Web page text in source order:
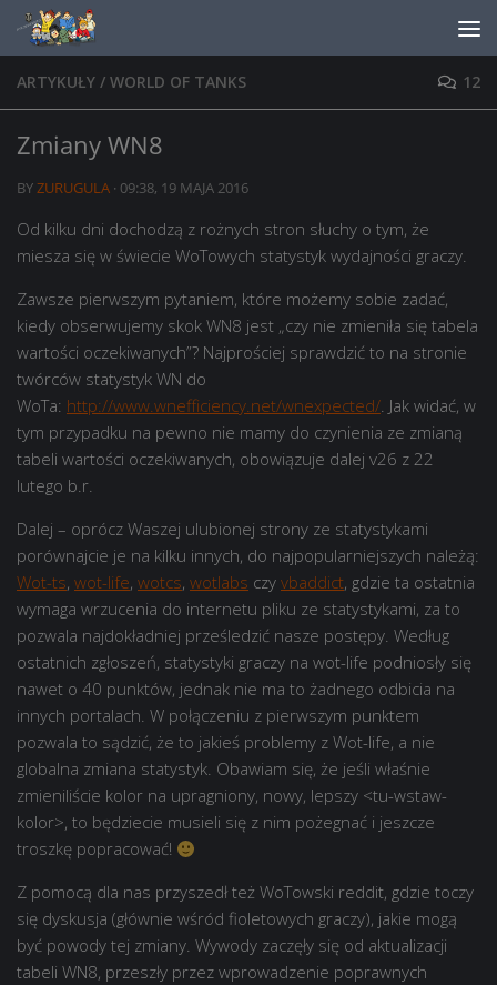
Skip to content
ARTYKUŁY / WORLD OF TANKS 12
Zmiany WN8
BYZURUGULA · 09:38, 19 MAJA 2016
Od kilku dni dochodzą z rożnych stron słuchy o tym, że
miesza się w świecie WoTowych statystyk wydajności graczy.
Zawsze pierwszym pytaniem, które możemy sobie zadać,
kiedy obserwujemy skok WN8 jest „czy nie zmieniła się tabela
wartości oczekiwanych”? Najprościej sprawdzić to na stronie
twórców statystyk WN do
WoTa: http://www.wnefficiency.net/wnexpected/. Jak widać, w
tym przypadku na pewno nie mamy do czynienia ze zmianą
tabeli wartości oczekiwanych, obowiązuje dalej v26 z 22
lutego b.r.
Dalej – oprócz Waszej ulubionej strony ze statystykami
porównajcie je na kilku innych, do najpopularniejszych należą:
Wot-ts, wot-life, wotcs, wotlabs czy vbaddict, gdzie ta ostatnia
wymaga wrzucenia do internetu pliku ze statystykami, za to
pozwala najdokładniej prześledzić nasze postępy. Według
ostatnich zgłoszeń, statystyki graczy na wot-life podniosły się
nawet o 40 punktów, jednak nie ma to żadnego odbicia na
innych portalach. W połączeniu z pierwszym punktem
pozwala to sądzić, że to jakieś problemy z Wot-life, a nie
globalna zmiana statystyk. Obawiam się, że jeśli właśnie
zmieniliście kolor na upragniony, nowy, lepszy <tu-wstaw-
kolor>, to będziecie musieli się z nim pożegnać i jeszcze
troszkę popracować!
Z pomocą dla nas przyszedł też WoTowski reddit, gdzie toczy
się dyskusja (głównie wśród fioletowych graczy), jakie mogą
być powody tej zmiany. Wywody zaczęły się od aktualizacji
tabeli WN8, przeszły przez wprowadzenie poprawnych